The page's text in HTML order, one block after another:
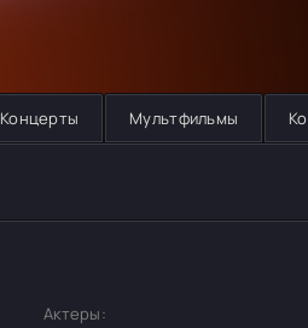
Концерты Мультфильмы
Актеры: